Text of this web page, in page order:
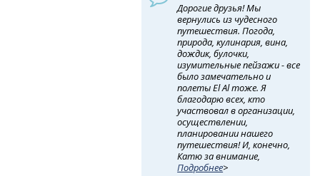
Дорогие друзья! Мы
вернулись из чудесного
путешествия. Погода,
природа, кулинария, вина,
дождик, булочки,
изумительные пейзажи - все
было замечательно и
полеты El Al тоже. Я
благодарю всех, кто
участвовал в организации,
осуществлении,
планировании нашего
путешествия! И, конечно,
Катю за внимание,
Подробнее>